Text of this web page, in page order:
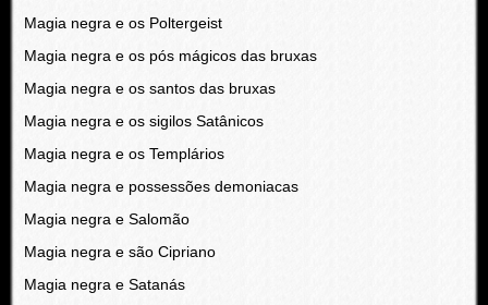
Magia negra e os Poltergeist
Magia negra e os pós mágicos das bruxas
Magia negra e os santos das bruxas
Magia negra e os sigilos Satânicos
Magia negra e os Templários
Magia negra e possessões demoniacas
Magia negra e Salomão
Magia negra e são Cipriano
Magia negra e Satanás